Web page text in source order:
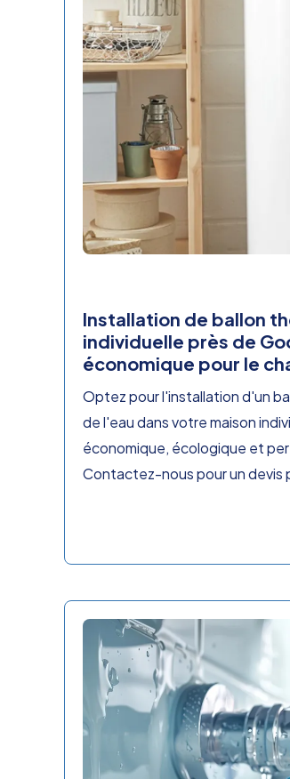
Installation de ballon
individuelle près de
économique pour le
Optez pour l'installation d'un
de l'eau dans votre maison
économique, écologique et
Contactez-nous pour un devis